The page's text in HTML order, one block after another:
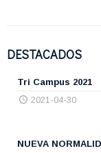
DESTACADOS
Tri Campus 2021
2021-04-30
NUEVA